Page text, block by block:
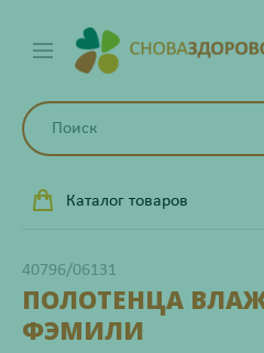
Каталог товаров
40796/06131
ПОЛОТЕНЦА
ФЭМИЛИ